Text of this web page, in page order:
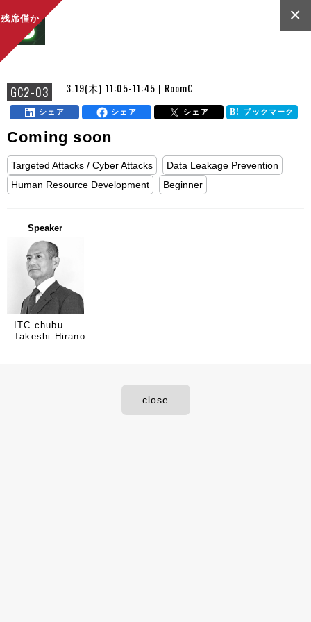
GC2-03 3.19(木) 11:05-11:45 | RoomC
×
シェア シェア シェア ブックマーク
残席僅か
Coming soon
Targeted Attacks / Cyber Attacks
Data Leakage Prevention
Human Resource Development
Beginner
Speaker
ITC chubu
Takeshi Hirano
close